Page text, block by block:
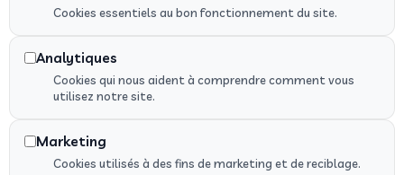
Véhicules adaptés PMR
Recherches Fréquentes
Cookies essentiels au bon fonctionnement du site.
Analytiques
Cookies qui nous aident à comprendre comment vous
utilisez notre site.
Marketing
Cookies utilisés à des fins de marketing et de reciblage.